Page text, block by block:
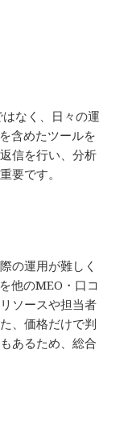
なく、日々の運
含めたツールを
信を行い、分析
要です。
の運用が難しく
他のMEO・口コ
ソースや担当者
、価格だけで判
あるため、総合